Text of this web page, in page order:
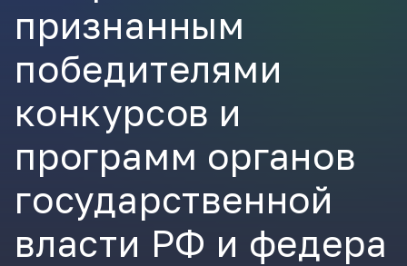
признанным
победителями
конкурсов и
программ органов
государственной
власти РФ и федера